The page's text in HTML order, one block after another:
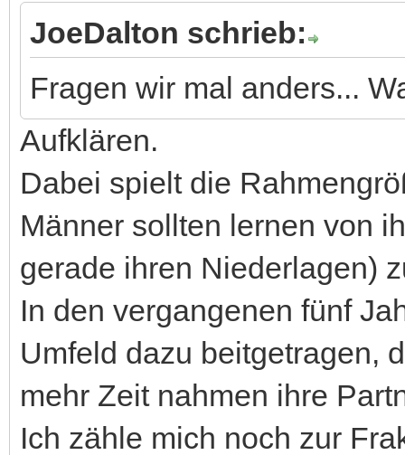
JoeDalton schrieb:
Fragen wir mal anders...
Aufklären.
Dabei spielt die
Männer sollten lernen von
gerade ihren Niederlagen)
In den vergangenen fünf
Umfeld dazu beitgetragen,
mehr Zeit nahmen ihre
Ich zähle mich noch zur